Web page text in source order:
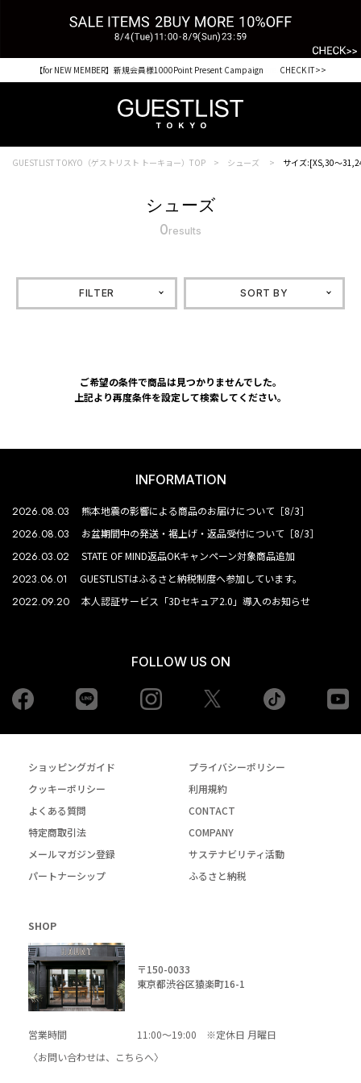
【for NEW MEMBER】新規会員様1000Point Present Campaign CHECK IT>>
GUESTLIST TOKYO（ゲストリスト トーキョー）TOP シューズ サイズ:[XS,30～
シューズ
0results
FILTER SORT BY
ご希望の条件で商品は見つかりませんでした。
上記より再度条件を設定して検索してください。
INFORMATION
2026.08.03 熊本地震の影響による商品のお届けについて［8/3］
2026.08.03 お盆期間中の発送・裾上げ・返品受付について［8/3］
2026.03.02 STATE OF MIND返品OKキャンペーン対象商品追加
2023.06.01 GUESTLISTはふるさと納税制度へ参加しています。
2022.09.20 本人認証サービス「3Dセキュア2.0」導入のお知らせ
FOLLOW US ON
Facebook Instagram tiktok
ショッピングガイド
プライバシーポリシー
クッキーポリシー
利用規約
よくある質問
CONTACT
特定商取引法
COMPANY
メールマガジン登録
サステナビリティ活動
パートナーシップ
ふるさと納税
SHOP
〒150-0033
東京都渋谷区猿楽町16-1
営業時間
11:00～19:00 ※定休日 月曜日
〈お問い合わせは、
こちらへ〉